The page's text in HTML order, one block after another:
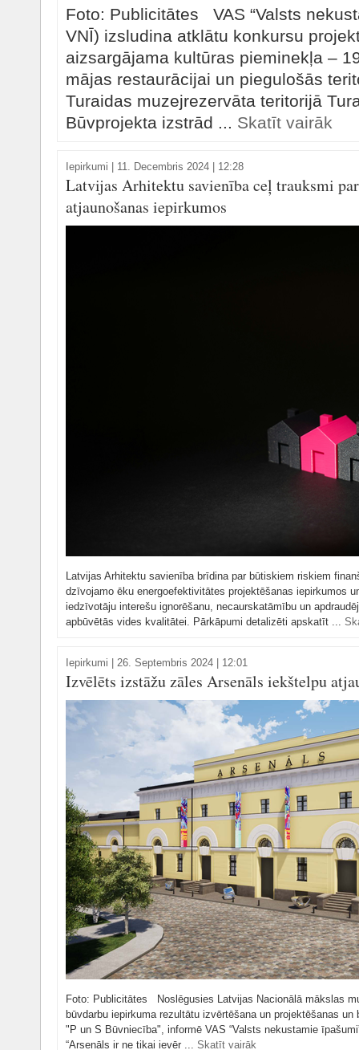
Foto: Publicitātes VAS “Valsts
VNĪ) izsludina atklātu konkursu
aizsargājama kultūras pieminekļa –
mājas restaurācijai un piegulošās
Turaidas muzejrezervāta teritorijā
Būvprojekta izstrād ... Skatīt vairāk
Iepirkumi 11. Decembris 2024 | 12:28
Latvijas Arhitektu savienība ceļ trauksmi
atjaunošanas iepirkumos
Latvijas Arhitektu savienība brīdina par būtiskiem riskiem
dzīvojamo ēku energoefektivitātes projektēšanas iepirkumos
iedzīvotāju interešu ignorēšanu, necaurskatāmību un
apbūvētās vides kvalitātei. Pārkāpumi detalizēti apskatīt ...
Iepirkumi 26. Septembris 2024 | 12:01
Izvēlēts izstāžu zāles Arsenāls iekštelpu
Foto: Publicitātes Noslēgusies Latvijas Nacionālā mākslas
būvdarbu iepirkuma rezultātu izvērtēšana un projektēšanas
"P un S Būvniecība", informē VAS “Valsts nekustamie
“Arsenāls ir ne tikai ievēr ... Skatīt vairāk